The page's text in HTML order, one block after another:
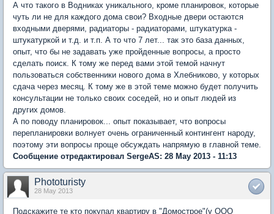
А что такого в Водниках уникального, кроме планировок, которые
чуть ли не для каждого дома свои? Входные двери остаются
входными дверями, радиаторы - радиаторами, штукатурка -
штукатуркой и т.д. и т.п. А то что 7 лет... так это база данных,
опыт, что бы не задавать уже пройденные вопросы, а просто
сделать поиск. К тому же перед вами этой темой начнут
пользоваться собственники нового дома в Хлебниково, у которых
сдача через месяц. К тому же в этой теме можно будет получить
консультации не только своих соседей, но и опыт людей из
других домов.
А по поводу планировок... опыт показывает, что вопросы
перепланировки волнует очень ограниченный контингент народу,
поэтому эти вопросы проще обсуждать напрямую в главной теме.
Сообщение отредактировал SergeAS: 28 May 2013 - 11:13
Phototuristy
28 May 2013
Подскажите те кто покупал квартиру в "Домострое"(у ООО